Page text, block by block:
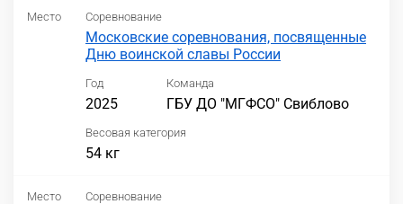
Место Соревнование
Московские соревнования, посвященные
Дню воинской славы России
Год
2025
Команда
ГБУ ДО "МГФСО" Свиблово
Весовая категория
54 кг
Место Соревнование